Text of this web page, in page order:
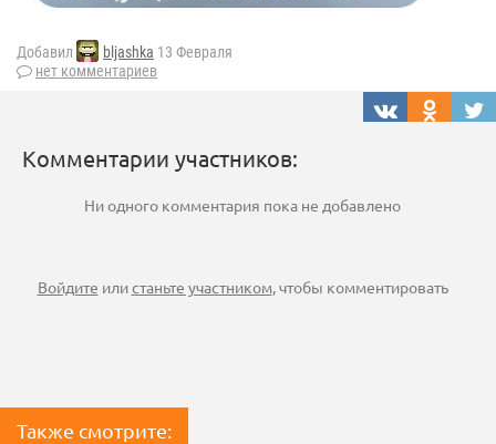
Добавил bljashka 13 Февраля
нет комментариев
Комментарии участников:
Ни одного комментария пока не добавлено
Войдите илистаньте участником, чтобы комментировать
Также смотрите: